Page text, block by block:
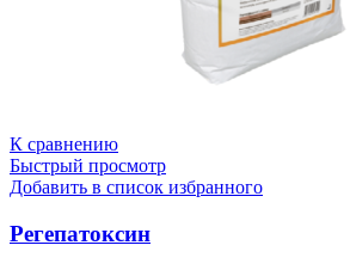
К сравнению
Быстрый просмотр
Добавить в список избранного
Регепатоксин